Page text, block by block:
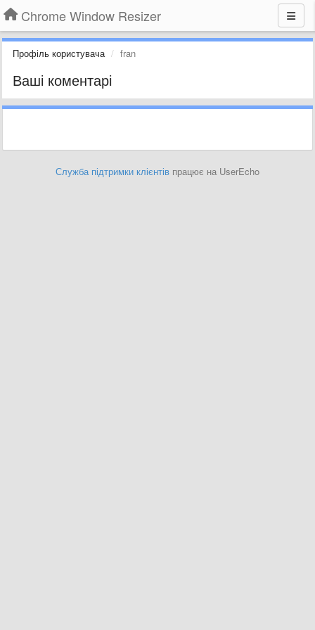
Chrome Window Resizer
Профіль користувача fran
Ваші коментарі
Служба підтримки клієнтів працює на UserEcho